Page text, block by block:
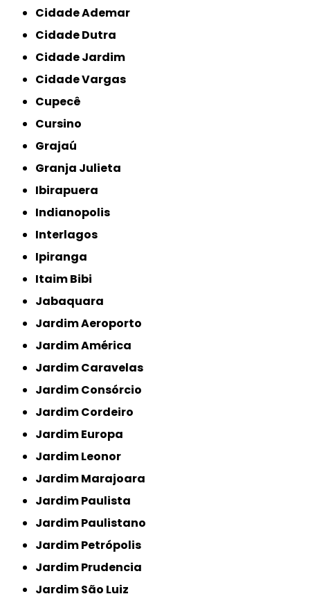
Cidade Ademar
Cidade Dutra
Cidade Jardim
Cidade Vargas
Cupecê
Cursino
Grajaú
Granja Julieta
Ibirapuera
Indianopolis
Interlagos
Ipiranga
Itaim Bibi
Jabaquara
Jardim Aeroporto
Jardim América
Jardim Caravelas
Jardim Consórcio
Jardim Cordeiro
Jardim Europa
Jardim Leonor
Jardim Marajoara
Jardim Paulista
Jardim Paulistano
Jardim Petrópolis
Jardim Prudencia
Jardim São Luiz